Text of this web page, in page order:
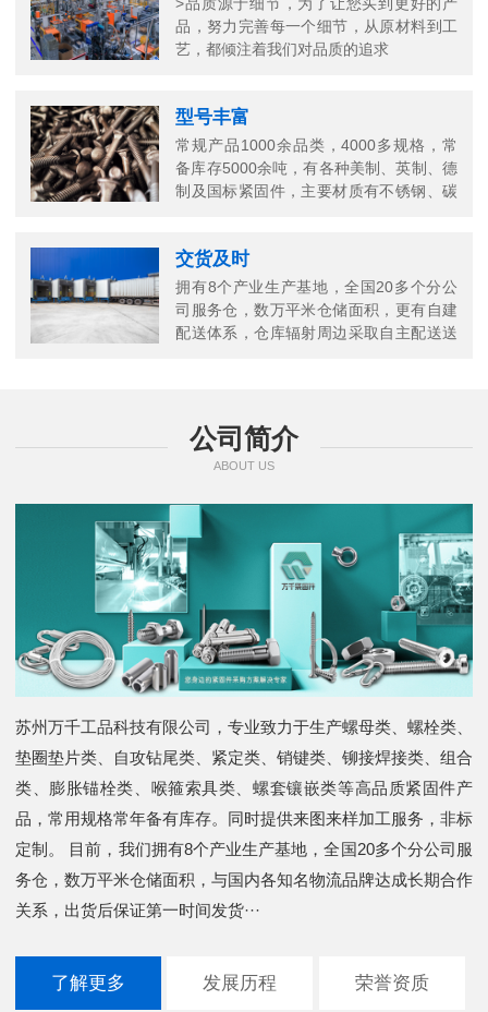
品，努力完善每一个细节，从原材料到工
艺，都倾注着我们对品质的追求
型号丰富
常规产品1000余品类，4000多规格，常
备库存5000余吨，有各种美制、英制、德
制及国标紧固件，主要材质有不锈钢、碳
交货及时
拥有8个产业生产基地，全国20多个分公
司服务仓，数万平米仓储面积，更有自建
配送体系，仓库辐射周边采取自主配送送
公司简介
ABOUT US
苏州万千工品科技有限公司，专业致力于生产螺母类、螺栓类、
垫圈垫片类、自攻钻尾类、紧定类、销键类、铆接焊接类、组合
类、膨胀锚栓类、喉箍索具类、螺套镶嵌类等高品质紧固件产
品，常用规格常年备有库存。同时提供来图来样加工服务，非标
定制。 目前，我们拥有8个产业生产基地，全国20多个分公司服
务仓，数万平米仓储面积，与国内各知名物流品牌达成长期合作
关系，出货后保证第一时间发货···
了解更多 发展历程 荣誉资质